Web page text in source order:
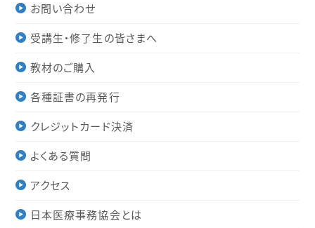
お問い合わせ
受講生・修了生の皆さまへ
教材のご購入
各種証書の再発行
クレジットカード決済
よくある質問
アクセス
日本医療事務協会とは